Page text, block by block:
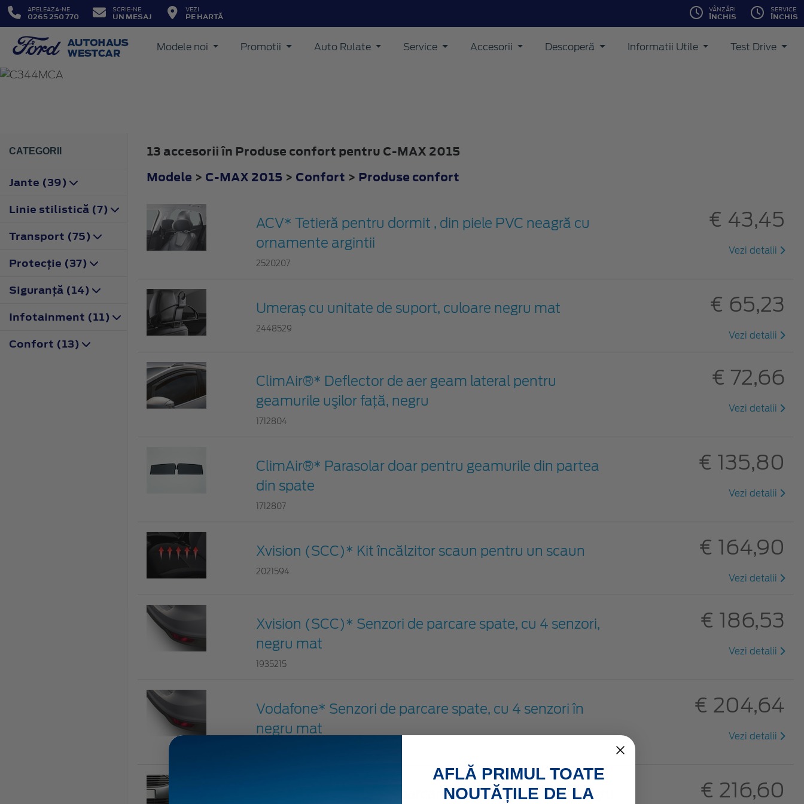
APELEAZA-NE
0265 250 770
SCRIE-NE
UN MESAJ
VEZI
PE HARTĂ
VÂNZĂRI
ÎNCHIS
SERVICE
ÎNCHIS
Modele noi Promotii Auto Rulate Service Accesorii Descoperă Informatii Utile Test Drive
C-MAX
CATEGORII
Jante (39)
Linie stilistică (7)
Transport (75)
Protecţie (37)
Siguranţă (14)
Infotainment (11)
Confort (13)
13 accesorii în Produse confort pentru C-MAX 2015
Modele > C-MAX 2015 > Confort > Produse confort
ACV* Tetieră pentru dormit , din piele PVC neagră cu
ornamente argintii
2520207
€ 43,45
Vezi detalii
Umeraș cu unitate de suport, culoare negru mat
2448529
€ 65,23
Vezi detalii
ClimAir®* Deflector de aer geam lateral pentru
geamurile uşilor faţă, negru
1712804
€ 72,66
Vezi detalii
ClimAir®* Parasolar doar pentru geamurile din partea
din spate
1712807
€ 135,80
Vezi detalii
Xvision (SCC)* Kit încălzitor scaun pentru un scaun
2021594
€ 164,90
Vezi detalii
Xvision (SCC)* Senzori de parcare spate, cu 4 senzori,
negru mat
1935215
€ 186,53
Vezi detalii
Vodafone* Senzori de parcare spate, cu 4 senzori în
negru mat
€ 204,64
Vezi detalii
Vodafone* Senzori de parcare față, cu 4 senzori în negru
€ 216,60
AFLĂ PRIMUL TOATE
NOUTĂȚILE DE LA